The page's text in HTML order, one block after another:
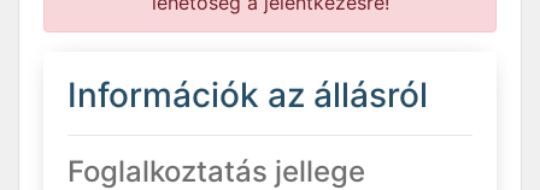
Információk az állásról
Foglalkoztatás jellege